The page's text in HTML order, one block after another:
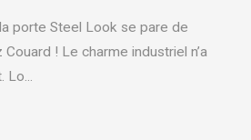
porte Steel Look se pare de
! Le charme industriel n’a
Lo...